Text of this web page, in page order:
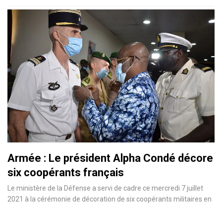
Armée : Le président Alpha Condé décore
six coopérants français
Le ministère de la Défense a servi de cadre ce mercredi 7 juillet
2021 à la cérémonie de décoration de six coopérants militaires en